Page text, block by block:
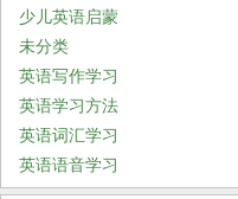
少儿英语启蒙
未分类
英语写作学习
英语学习方法
英语词汇学习
英语语音学习